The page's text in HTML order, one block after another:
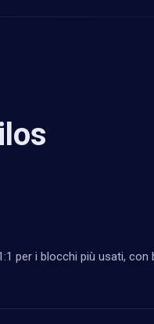
per i blocchi più usati, con